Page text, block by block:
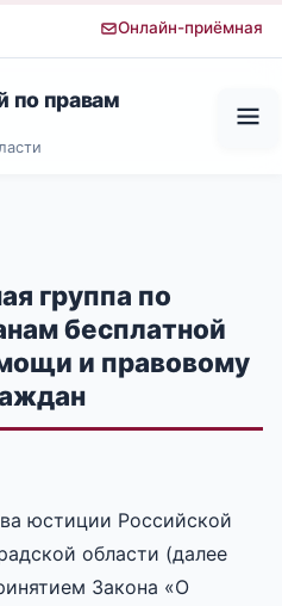
Онлайн-приёмная
по правам
группа по
бесплатной
и правовому
юстиции Российской
области (далее
Закона «О